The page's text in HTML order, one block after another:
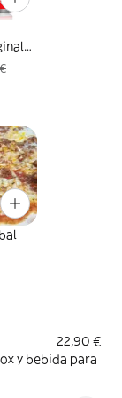
22,90 €
y bebida para